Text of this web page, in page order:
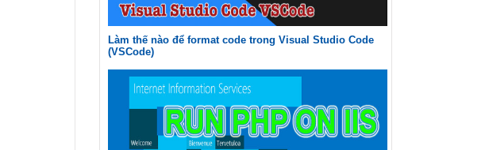
Làm thế nào để format code trong Visual Studio Code
(VSCode)